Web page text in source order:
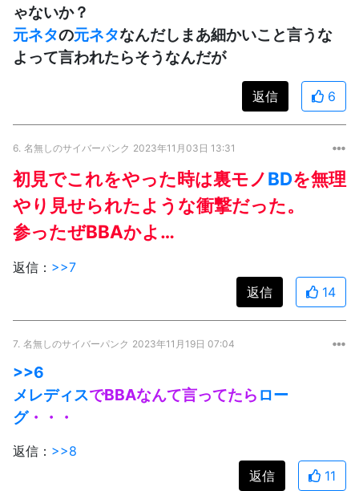
ゃないか？
元ネタの元ネタなんだしまあ細かいこと言うな
よって言われたらそうなんだが
返信 6
6. 名無しのサイバーパンク 2023年11月03日 13:31
初見でこれをやった時は裏モノBDを無理
やり見せられたような衝撃だった。
参ったぜBBAかよ…
返信： >>7
返信
14
7. 名無しのサイバーパンク 2023年11月19日 07:04
>>6
メレディスでBBAなんて言ってたら ロー
グ・・・
返信： >>8
返信
11